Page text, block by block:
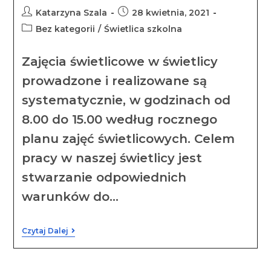
Katarzyna Szala
28 kwietnia, 2021
Bez kategorii / Świetlica szkolna
Zajęcia świetlicowe w świetlicy
prowadzone i realizowane są
systematycznie, w godzinach od
8.00 do 15.00 według rocznego
planu zajęć świetlicowych. Celem
pracy w naszej świetlicy jest
stwarzanie odpowiednich
warunków do…
Czytaj Dalej